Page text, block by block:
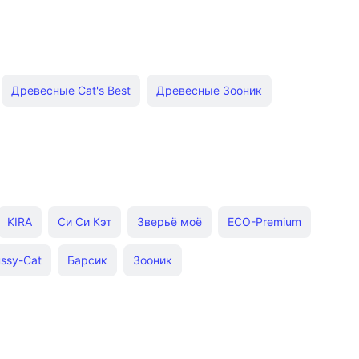
Древесные Cat's Best Древесные Зооник
KIRA Си Си Кэт Зверьё моё ECO-Premium
Cat Барсик Зооник